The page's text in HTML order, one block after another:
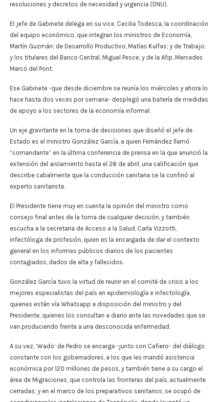
resoluciones y decretos de necesidad y urgencia (DNU).
El jefe de Gabinete delega en su vice, Cecilia Todesca, la coordinación
del equipo económico, que integran los ministros de Economía,
Martín Guzmán; de Desarrollo Productivo, Matías Kulfas; y de Trabajo;
y los titulares del Banco Central, Miguel Pesce; y de la Afip, Mercedes
Marcó del Pont.
Ese Gabinete -que desde diciembre se reunía los miércoles y ahora lo
hace hasta dos veces por semana- desplegó una batería de medidas
de apoyo a los sectores de la economía informal.
Un eje gravitante en la toma de decisiones que diseñó el jefe de
Estado es el ministro González García, a quien Fernández llamó
“comandante” en la última conferencia de prensa en la que anunció la
extensión del aislamiento hasta el 26 de abril, una calificación que
describe cabalmente que la conducción sanitaria se la confirió al
experto sanitarista.
El Presidente tiene muy en cuenta la opinión del ministro como
consejo final antes de la toma de cualquier decisión, y también
escucha a la secretaria de Acceso a la Salud, Carla Vizzotti,
infectóloga de profesión, quien es la encargada de dar el contexto
general en los informes públicos diarios de los pacientes
contagiados, dados de alta y fallecidos.
González García tuvo la virtud de reunir en el comité de crisis a los
mejores especialistas del país en epidemiología e infectología,
quienes están vía Whatsapp a disposición del ministro y del
Presidente, quienes los consultan a diario ante las novedades que se
van produciendo frente a una desconocida enfermedad.
A su vez, ‘Wado’ de Pedro se encarga -junto con Cafiero- del diálogo
constante con los gobernadores, a los que les mandó asistencia
económica por 120 millones de pesos, y también tiene a su cargo el
área de Migraciones, que controla las fronteras del país, actualmente
cerradas; y en el marco de los preparativos sanitarios, se ocupó de